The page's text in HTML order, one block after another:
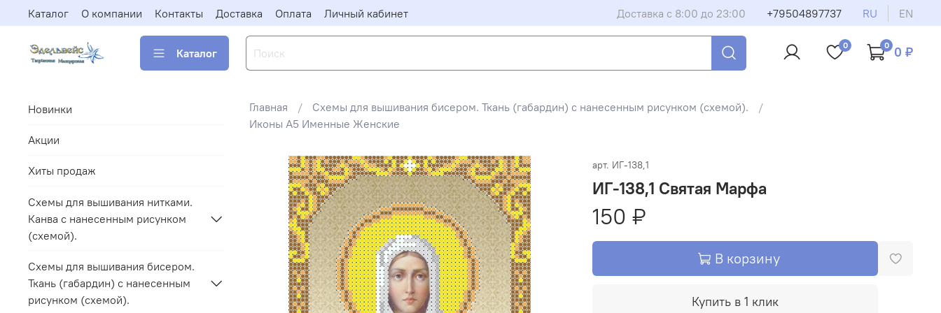
Каталог О компании Контакты Доставка Оплата Личный кабинет Доставка с 8:00 до 23:00 +79504897737 RU EN
Каталог
0 0 0 ₽
Главная
Схемы для вышивания бисером. Ткань (габардин) с нанесенным рисунком (схемой).
Иконы А5 Именные Женские
арт. ИГ-138,1
ИГ-138,1 Святая Марфа
150 ₽
В корзину
Купить в 1 клик
Новинки
Акции
Хиты продаж
Схемы для вышивания нитками.
Канва с нанесенным рисунком
(схемой).
Схемы для вышивания бисером.
Ткань (габардин) с нанесенным
рисунком (схемой).